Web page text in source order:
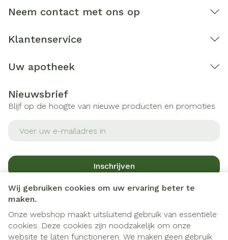
Wij gebruiken cookies om uw ervaring beter te
maken.
Onze webshop maakt uitsluitend gebruik van essentiële
cookies. Deze cookies zijn noodzakelijk om onze
website te laten functioneren. We maken geen gebruik
Neem contact met ons op
Klantenservice
Uw apotheek
Nieuwsbrief
Blijf op de hoogte van nieuwe producten en promoties
Inschrijven
Door op inschrijven te klikken, schrijft u zich in voor onze
nieuwsbrief en gaat u akkoord met onze